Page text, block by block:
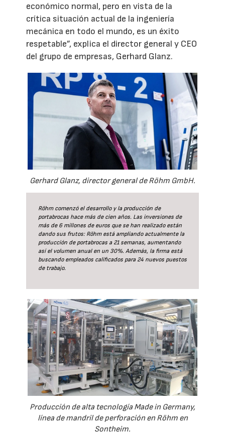
económico normal, pero en vista de la
crítica situación actual de la ingeniería
mecánica en todo el mundo, es un éxito
respetable”, explica el director general y CEO
del grupo de empresas, Gerhard Glanz.
Gerhard Glanz, director general de Röhm GmbH.
Röhm comenzó el desarrollo y la producción de
portabrocas hace más de cien años. Las inversiones de
más de 6 millones de euros que se han realizado están
dando sus frutos: Röhm está ampliando actualmente la
producción de portabrocas a 21 semanas, aumentando
así el volumen anual en un 30%. Además, la firma está
buscando empleados calificados para 24 nuevos puestos
de trabajo.
Producción de alta tecnología Made in Germany,
línea de mandril de perforación en Röhm en
Sontheim.